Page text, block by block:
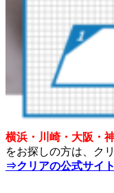
横浜・川崎・大阪・
をお探しの方は、ク
⇒クリアの公式サイ